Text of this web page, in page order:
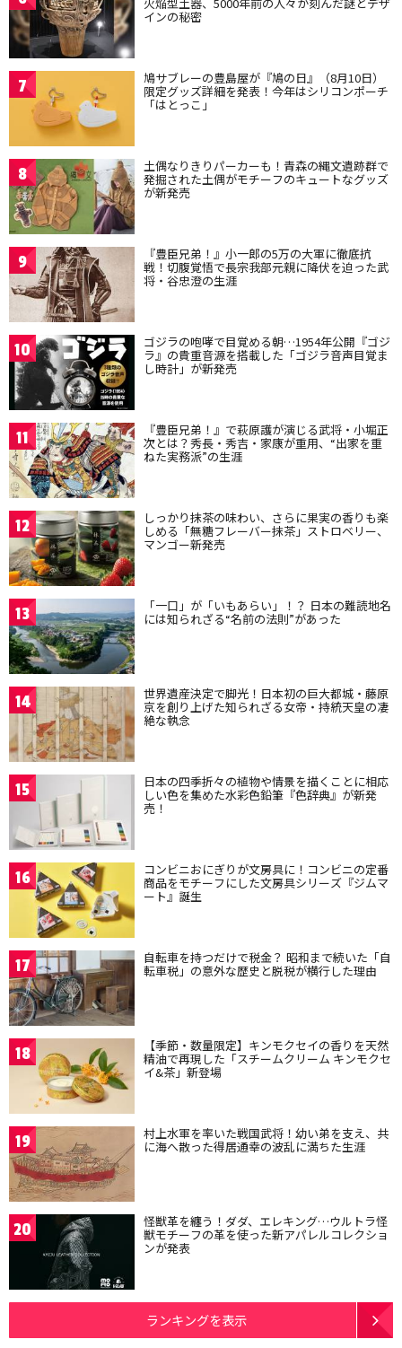
インの秘密
7 鳩サブレーの豊島屋が『鳩の日』（8月10日）
限定グッズ詳細を発表！今年はシリコンポーチ
「はとっこ」
8 土偶なりきりパーカーも！青森の縄文遺跡群で
発掘された土偶がモチーフのキュートなグッズ
が新発売
9 『豊臣兄弟！』小一郎の5万の大軍に徹底抗
戦！切腹覚悟で長宗我部元親に降伏を迫った武
将・谷忠澄の生涯
10 ゴジラの咆哮で目覚める朝…1954年公開『ゴジ
ラ』の貴重音源を搭載した「ゴジラ音声目覚ま
し時計」が新発売
11 『豊臣兄弟！』で萩原護が演じる武将・小堀正
次とは？秀長・秀吉・家康が重用、“出家を重
ねた実務派”の生涯
12 しっかり抹茶の味わい、さらに果実の香りも楽
しめる「無糖フレーバー抹茶」ストロベリー、
マンゴー新発売
13 「一口」が「いもあらい」！？ 日本の難読地名
には知られざる“名前の法則”があった
14 世界遺産決定で脚光！日本初の巨大都城・藤原
京を創り上げた知られざる女帝・持統天皇の凄
絶な執念
15 日本の四季折々の植物や情景を描くことに相応
しい色を集めた水彩色鉛筆『色辞典』が新発
売！
16 コンビニおにぎりが文房具に！コンビニの定番
商品をモチーフにした文房具シリーズ『ジムマ
ート』誕生
17 自転車を持つだけで税金？ 昭和まで続いた「自
転車税」の意外な歴史と脱税が横行した理由
18 【季節・数量限定】キンモクセイの香りを天然
精油で再現した「スチームクリーム キンモクセ
イ&茶」新登場
19 村上水軍を率いた戦国武将！幼い弟を支え、共
に海へ散った得居通幸の波乱に満ちた生涯
20 怪獣革を纏う！ダダ、エレキング…ウルトラ怪
獣モチーフの革を使った新アパレルコレクショ
ンが発表
ランキングを表示